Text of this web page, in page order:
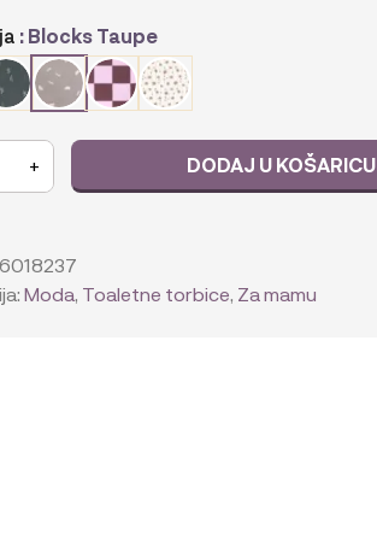
: Blocks Taupe
+ DODAJ U KOŠARICU
Moda, Toaletne torbice, Za mamu